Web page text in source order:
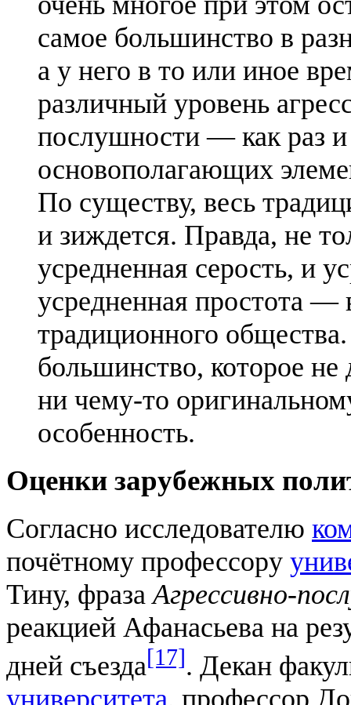
самое большинство в
а у него в то или иное
различный уровень
послушности — как раз и
основополагающих
По существу, весь
и зиждется. Правда, не
усредненная серость, и
усредненная простота —
традиционного
большинство, которое не
ни чему-то
особенность.
Оценки зарубежных
Согласно исследователю
почётному профессору
Тину, фразаАгрессивно-
реакцией Афанасьева на
дней съезда[17]. Декан
университета, профессор